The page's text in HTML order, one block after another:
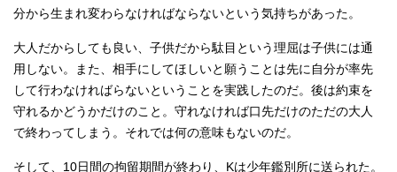
分から生まれ変わらなければならないという気持ちがあった。
大人だからしても良い、子供だから駄目という理屈は子供には通
用しない。また、相手にしてほしいと願うことは先に自分が率先
して行わなければらないということを実践したのだ。後は約束を
守れるかどうかだけのこと。守れなければ口先だけのただの大人
で終わってしまう。それでは何の意味もないのだ。
そして、10日間の拘留期間が終わり、Kは少年鑑別所に送られた。